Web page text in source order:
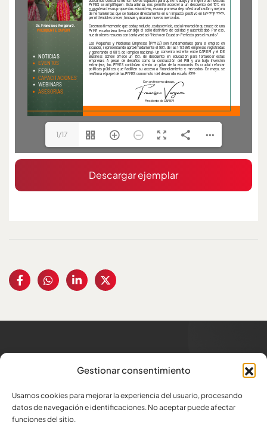
Gestionar consentimiento
Usamos cookies para mejorar la experiencia del usuario, procesando
datos de navegación e identificaciones. No aceptar puede afectar
funciones del sitio.
1/17
Descargar ejemplar
Trabajamos para losque
Dirección
Av. Amazonas N34-332 y Atahualpa